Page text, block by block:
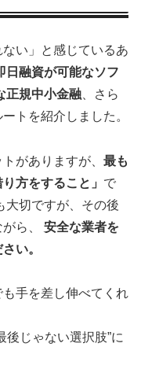
い」と感じているあ
日融資が可能なソフ
正規中小金融 、さら
トを紹介しました。
がありますが、 最も
方をすること」 で
大切ですが、その後
ら、 安全な業者を
い。
手を差し伸べてくれ
後じゃない選択肢”に